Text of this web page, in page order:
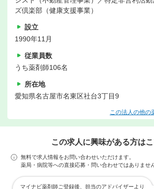
ズ倶楽部（健康支援事業）
設立
1990年11月
従業員数
うち薬剤師106名
所在地
愛知県名古屋市名東区社台3丁目9
この法人の他の
この求人に興味がある方は
無料で求人情報をお問い合わせいただけます。
薬局・病院等への直接応募・問い合わせではありませ
マイナビ薬剤師ご登録後、担当のアドバイザーより